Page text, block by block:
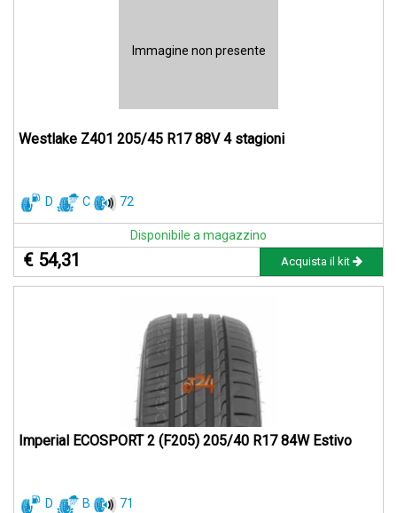
Immagine non presente
Westlake Z401 205/45 R17 88V 4 stagioni
D C 72
Disponibile a magazzino
€ 54,31 Acquista il kit
Imperial ECOSPORT 2 (F205) 205/40 R17 84W Estivo
D B 71